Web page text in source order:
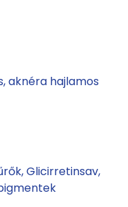
aknéra hajlamos
Glicirretinsav